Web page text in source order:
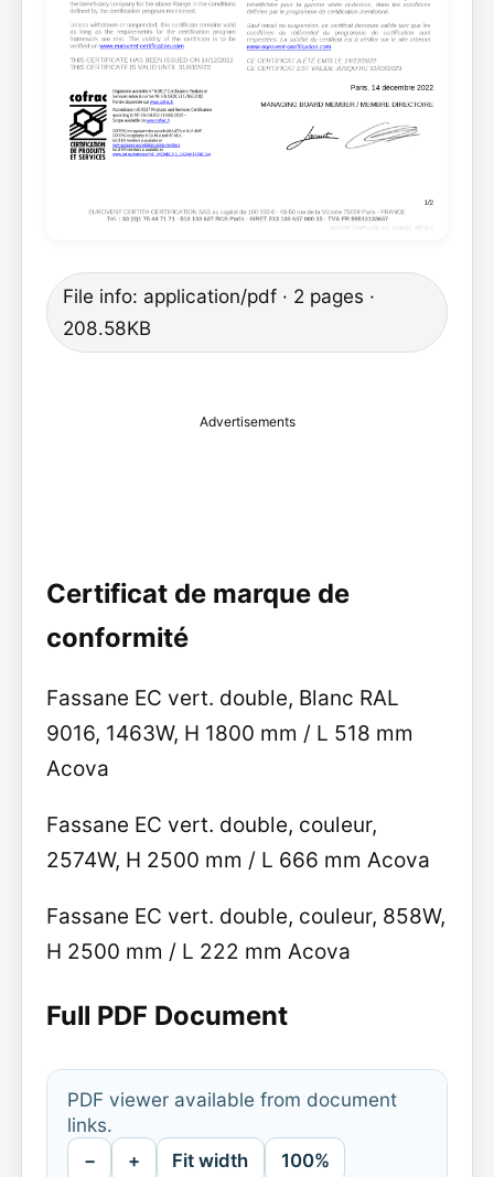
File info: application/pdf · 2 pages ·
208.58KB
Advertisements
Certificat de marque de
conformité
Fassane EC vert. double, Blanc RAL
9016, 1463W, H 1800 mm / L 518 mm
Acova
Fassane EC vert. double, couleur,
2574W, H 2500 mm / L 666 mm Acova
Fassane EC vert. double, couleur, 858W,
H 2500 mm / L 222 mm Acova
Full PDF Document
PDF viewer available from document
links.
− + Fit width 100%